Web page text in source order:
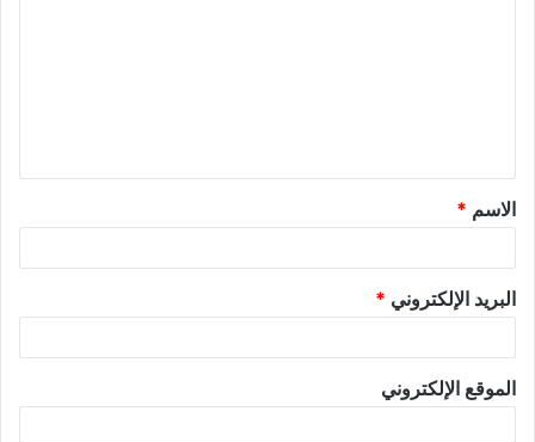
الاسم *
البريد الإلكتروني *
الموقع الإلكتروني